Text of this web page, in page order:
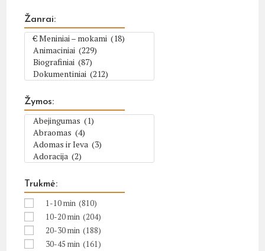
Žanrai:
Žymos:
Trukmė:
1-10 min (810)
10-20 min (204)
20-30 min (188)
30-45 min (161)